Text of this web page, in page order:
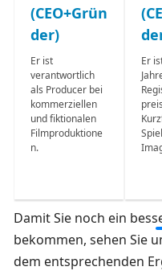
(CEO+Grün
der)
Er ist
verantwortlich
als Producer bei
kommerziellen
und fiktionalen
Filmproduktione
n.
Er
Damit Sie noch ein
bekommen, sehen Sie
dem entsprechenden